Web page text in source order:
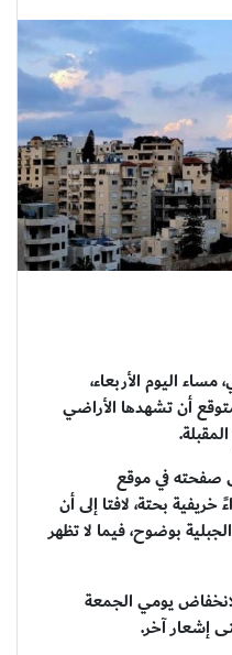
اليوم الأربعاء،
أن تشهدها الأراضي
صفحته في موقع
بحتة، لافتا إلى أن
بوضوح، فيما لا تظهر
يومي الجمعة
إشعار آخر.